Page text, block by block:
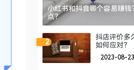
小红书和抖音哪个容易赚钱
点？
2
抖店评价多
如何应对？
2023-08-23